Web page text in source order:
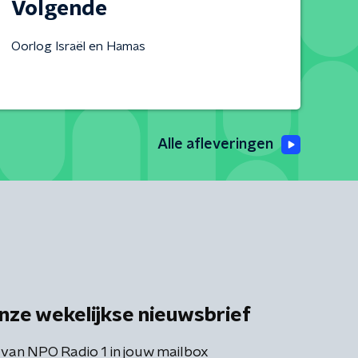
Volgende
Oorlog Israël en Hamas
Alle afleveringen
wekelijkse nieuwsbrief
NPO Radio 1 in jouw mailbox